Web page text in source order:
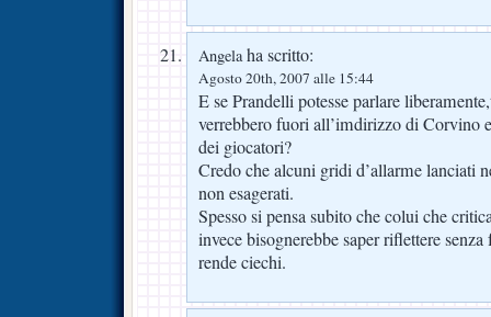
Angelaha scritto:
Agosto 20th, 2007 alle 15:44
E se Prandelli potesse parlare
verrebbero fuori all’imdirizzo di Corvino
dei giocatori?
Credo che alcuni gridi d’allarme lanciati
non esagerati.
Spesso si pensa subito che colui che
invece bisognerebbe saper riflettere
rende ciechi.